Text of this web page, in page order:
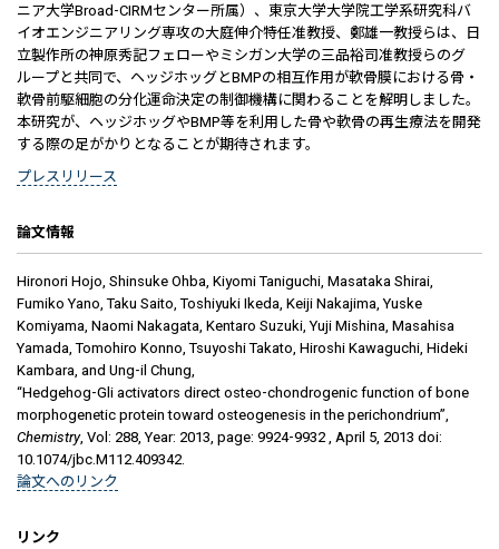
ニア大学Broad-CIRMセンター所属）、東京大学大学院工学系研究科バ
イオエンジニアリング専攻の大庭伸介特任准教授、鄭雄一教授らは、日
立製作所の神原秀記フェローやミシガン大学の三品裕司准教授らのグ
ループと共同で、ヘッジホッグとBMPの相互作用が軟骨膜における骨・
軟骨前駆細胞の分化運命決定の制御機構に関わることを解明しました。
本研究が、ヘッジホッグやBMP等を利用した骨や軟骨の再生療法を開発
する際の足がかりとなることが期待されます。
プレスリリース
論文情報
Hironori Hojo, Shinsuke Ohba, Kiyomi Taniguchi, Masataka Shirai,
Fumiko Yano, Taku Saito, Toshiyuki Ikeda, Keiji Nakajima, Yuske
Komiyama, Naomi Nakagata, Kentaro Suzuki, Yuji Mishina, Masahisa
Yamada, Tomohiro Konno, Tsuyoshi Takato, Hiroshi Kawaguchi, Hideki
Kambara, and Ung-il Chung,
“Hedgehog-Gli activators direct osteo-chondrogenic function of bone
morphogenetic protein toward osteogenesis in the perichondrium”,
Chemistry, Vol: 288, Year: 2013, page: 9924-9932 , April 5, 2013 doi:
10.1074/jbc.M112.409342.
論文へのリンク
リンク